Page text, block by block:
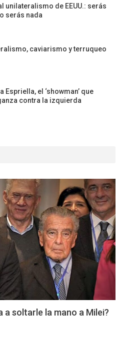
unilateralismo de EEUU.: serás
serás nada
caviarismo y terruqueo
Espriella, el ‘showman’ que
contra la izquierda
a soltarle la mano a Milei?